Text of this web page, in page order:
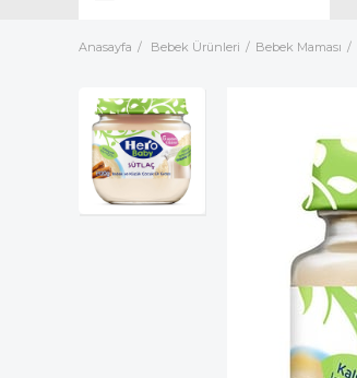
Anasayfa Bebek Ürünleri Bebek Maması